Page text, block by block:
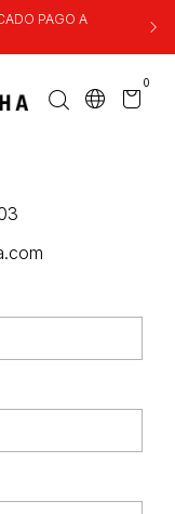
PAGO A
0